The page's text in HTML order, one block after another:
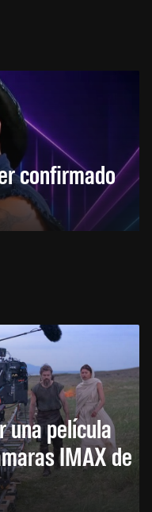
confirmado
una película
IMAX de